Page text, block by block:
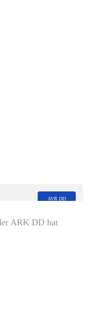
AVR DD
ARK DD hat